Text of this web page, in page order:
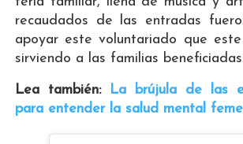
recaudados de las entradas
apoyar este voluntariado que
sirviendo a las familias
Lea también:
La brújula de las
para entender la salud mental